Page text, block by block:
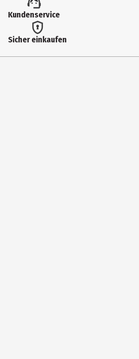
Kundenservice
Sicher einkaufen